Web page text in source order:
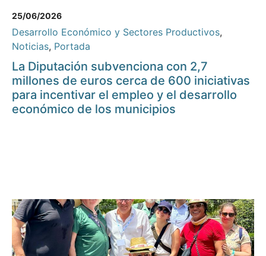
25/06/2026
Desarrollo Económico y Sectores Productivos,
Noticias, Portada
La Diputación subvenciona con 2,7
millones de euros cerca de 600 iniciativas
para incentivar el empleo y el desarrollo
económico de los municipios